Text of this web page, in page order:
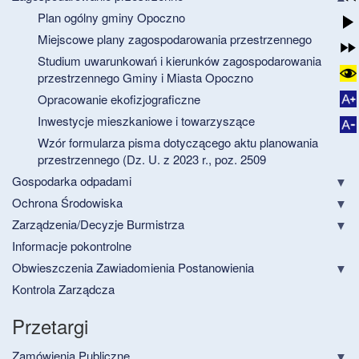
Plan ogólny gminy Opoczno
Miejscowe plany zagospodarowania przestrzennego
Studium uwarunkowań i kierunków zagospodarowania
przestrzennego Gminy i Miasta Opoczno
Opracowanie ekofizjograficzne
Inwestycje mieszkaniowe i towarzyszące
Wzór formularza pisma dotyczącego aktu planowania
przestrzennego (Dz. U. z 2023 r., poz. 2509
Gospodarka odpadami
Ochrona Środowiska
Zarządzenia/Decyzje Burmistrza
Informacje pokontrolne
Obwieszczenia Zawiadomienia Postanowienia
Kontrola Zarządcza
Przetargi
Zamówienia Publiczne